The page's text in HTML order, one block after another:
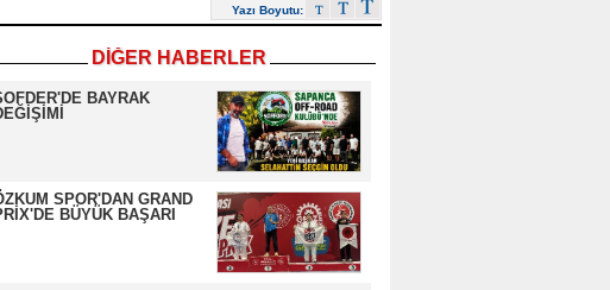
Yazı Boyutu:
DİĞER HABERLER
BAYRAK
SPOR'DAN GRAND
BÜYÜK BAŞARI